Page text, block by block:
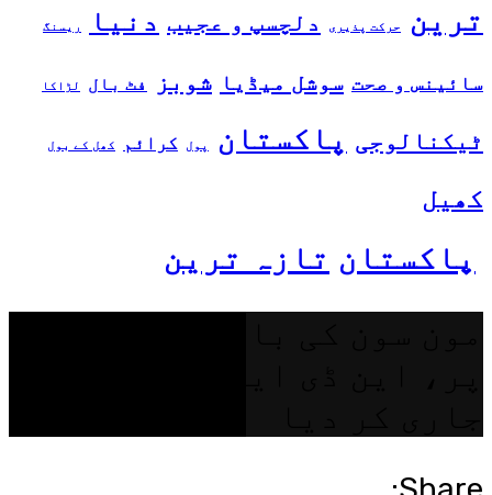
ترین
حرکت پذیری دلچسپ و عجیب دنیا ریسنگ
سائینس و صحت سوشل میڈیا شوبز فٹ بال لڑاکا
ٹیکنالوجی پاکستان پول کرائم کھل کے بول
کھیل
پاکستان تازہ ترین